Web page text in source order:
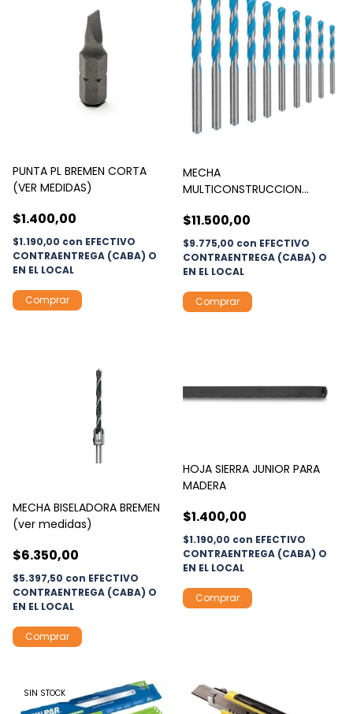
PUNTA PL BREMEN CORTA
(VER MEDIDAS)
$1.400,00
$1.190,00 con EFECTIVO
CONTRAENTREGA (CABA) O
EN EL LOCAL
Comprar
MECHA
MULTICONSTRUCCION
$11.500,00
$9.775,00 con EFECTIVO
CONTRAENTREGA (CABA) O
EN EL LOCAL
Comprar
MECHA BISELADORA BREMEN
(ver medidas)
$6.350,00
$5.397,50 con EFECTIVO
CONTRAENTREGA (CABA) O
EN EL LOCAL
Comprar
HOJA SIERRA JUNIOR PARA
MADERA
$1.400,00
$1.190,00 con EFECTIVO
CONTRAENTREGA (CABA) O
EN EL LOCAL
SIN STOCK